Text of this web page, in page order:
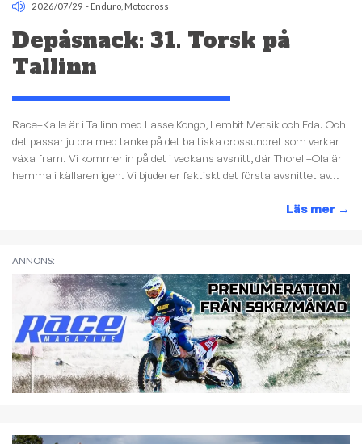
2026/07/29 - Enduro Motocross
Depåsnack: 31. Torsk på
Tallinn
Race–Kalle är i Tallinn med Lasse Kongo, Lembit Metsik och Eda. Och
det passar ju bra med tanke på det baltiska crossundret som verkar
växa fram. Vi kommer in på det i veckans avsnitt, där Thorell–Ola är
hemma i källaren igen. Vi bjuder er faktiskt det första avsnittet av...
Läs mer →
ANNONS: